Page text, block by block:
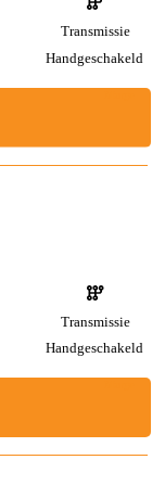
Transmissie
Handgeschakeld
Transmissie
Handgeschakeld